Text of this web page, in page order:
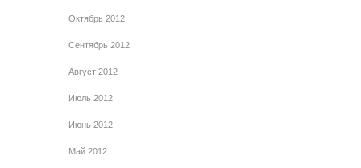
Октябрь 2012
Сентябрь 2012
Август 2012
Июль 2012
Июнь 2012
Май 2012